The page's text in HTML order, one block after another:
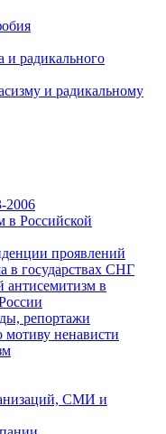
и радикального
и радикальному
2006
в Российской
проявлений
в государствах СНГ
антисемитизм в
репортажи
мотиву ненависти
СМИ и